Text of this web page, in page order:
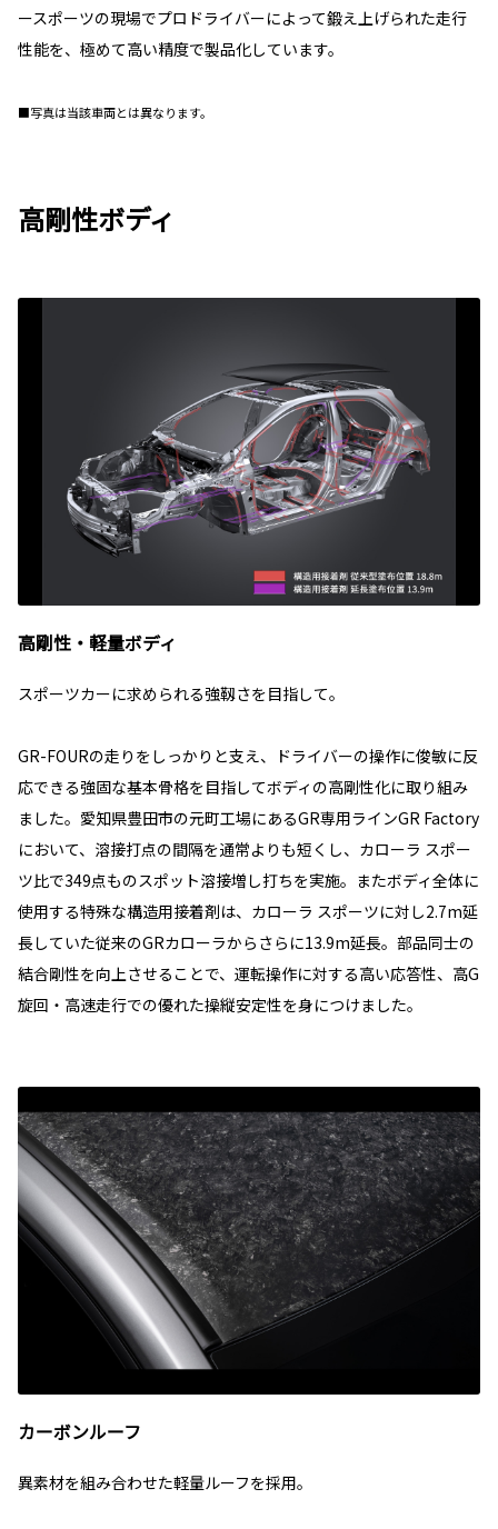
ースポーツの現場でプロドライバーによって鍛え上げられた走行
性能を、極めて高い精度で製品化しています。
■写真は当該車両とは異なります。
高剛性ボディ
高剛性・軽量ボディ
スポーツカーに求められる強靱さを目指して。
GR-FOURの走りをしっかりと支え、ドライバーの操作に俊敏に反
応できる強固な基本骨格を目指してボディの高剛性化に取り組み
ました。愛知県豊田市の元町工場にあるGR専用ラインGR Factory
において、溶接打点の間隔を通常よりも短くし、カローラ スポー
ツ比で349点ものスポット溶接増し打ちを実施。またボディ全体に
使用する特殊な構造用接着剤は、カローラ スポーツに対し2.7m延
長していた従来のGRカローラからさらに13.9m延長。部品同士の
結合剛性を向上させることで、運転操作に対する高い応答性、高G
旋回・高速走行での優れた操縦安定性を身につけました。
カーボンルーフ
異素材を組み合わせた軽量ルーフを採用。